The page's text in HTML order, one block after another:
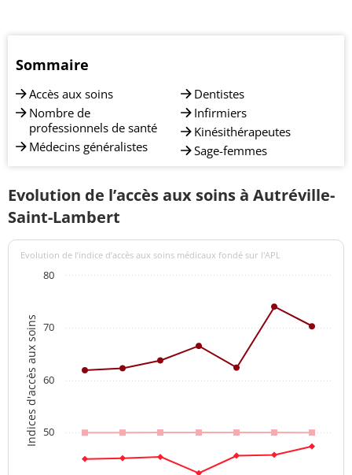
Sommaire
Accès aux soins
Nombre de
professionnels de santé
Médecins généralistes
Dentistes
Infirmiers
Kinésithérapeutes
Sage-femmes
Evolution de l’accès aux soins à Autréville-
Saint-Lambert
Indices d'accès aux soins
Evolution de l’indice d’accès aux soins médicaux fondé sur l'APL
50
60
70
80